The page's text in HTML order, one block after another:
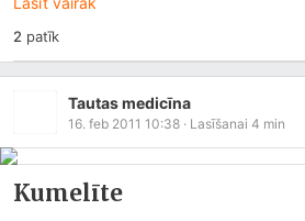
2 patīk
Tautas medicīna
16. feb 2011 10:38 · Lasīšanai 4 min
Kumelīte